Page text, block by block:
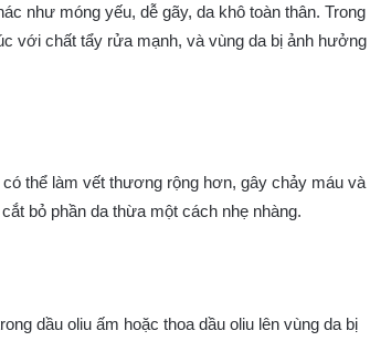
như móng yếu, dễ gãy, da khô toàn thân. Trong
với chất tẩy rửa mạnh, và vùng da bị ảnh hưởng
thể làm vết thương rộng hơn, gây chảy máu và
bỏ phần da thừa một cách nhẹ nhàng.
dầu oliu ấm hoặc thoa dầu oliu lên vùng da bị